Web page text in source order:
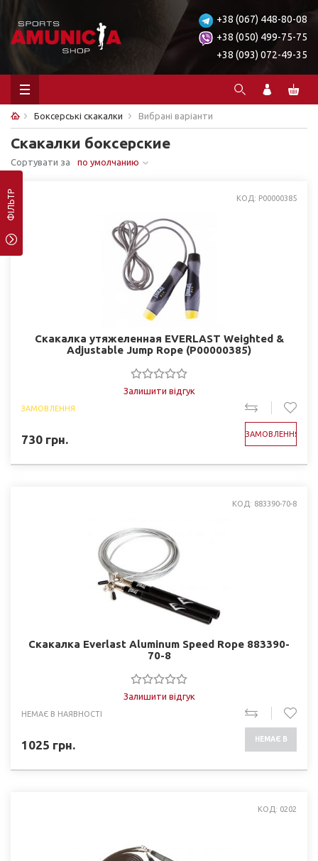
+38 (067) 448-80-08
+38 (050) 499-75-75
+38 (093) 072-49-35
Боксерські скакалки Вибрані варіанти
Скакалки боксерские
Сортувати за по умолчанию
ФІЛЬТР КОД: P00000385
Скакалка утяжеленная EVERLAST Weighted &
Adjustable Jump Rope (P00000385)
Залишити відгук
ЗАМОВЛЕННЯ
730 грн. ЗАМОВЛЕННЯ
КОД: 883390-70-8
Скакалка Everlast Aluminum Speed Rope 883390-
70-8
Залишити відгук
НЕМАЄ В НАЯВНОСТІ
1025 грн. НЕМАЄ В
КОД: 0202